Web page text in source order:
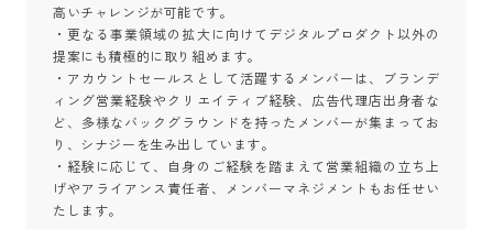
高いチャレンジが可能です。
・更なる事業領域の拡大に向けてデジタルプロダクト以外の
提案にも積極的に取り組めます。
・アカウントセールスとして活躍するメンバーは、ブランデ
ィング営業経験やクリエイティブ経験、広告代理店出身者な
ど、多様なバックグラウンドを持ったメンバーが集まってお
り、シナジーを生み出しています。
・経験に応じて、自身のご経験を踏まえて営業組織の立ち上
げやアライアンス責任者、メンバーマネジメントもお任せい
たします。